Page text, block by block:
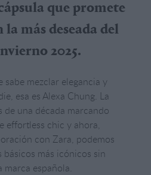
que promete
más deseada del
2025.
sabe mezclar elegancia y
esa es Alexa Chung. La
de una década marcando
effortless chic y ahora,
con Zara, podemos
básicos más icónicos sin
marca española.